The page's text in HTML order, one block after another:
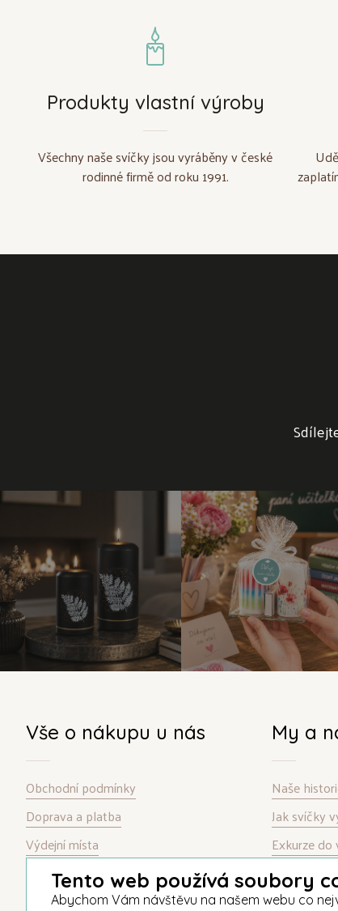
Produkty vlastní výroby
Všechny naše svíčky jsou vyráběny v české
rodinné firmě od roku 1991.
Vše o nákupu u nás
Obchodní podmínky
Doprava a platba
Výdejní místa
Garance spokojenosti
Informace o souborech cookie
My a
Naše
Jak svíčky
Exkurze
Kontakt
Tento web používá soubory
Abychom Vám návštěvu na našem webu co